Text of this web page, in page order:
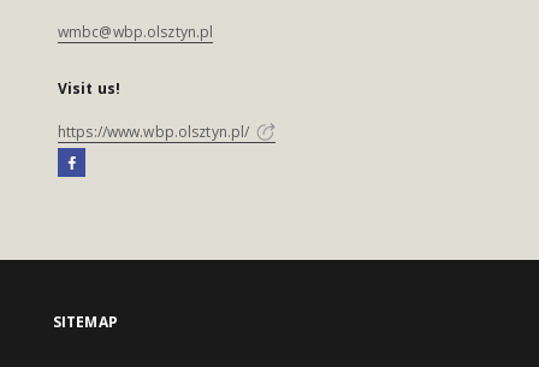
wmbc@wbp.olsztyn.pl
Visit us!
https://www.wbp.olsztyn.pl/
SITEMAP